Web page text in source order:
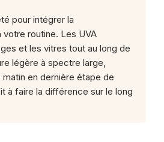
pour intégrer la
routine. Les UVA
et les vitres tout au long de
légère à spectre large,
en dernière étape de
à faire la différence sur le long